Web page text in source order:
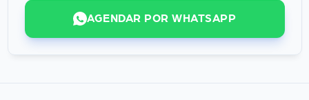
AGENDAR POR WHATSAPP